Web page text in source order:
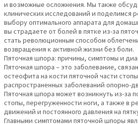
и возможные осложнения. Мы также
клинических исследований и поделимся
выбору оптимального аппарата для
вы страдаете от болей в пятке из-за
стать революционным способом
возвращения к активной жизни без боли.
Пяточная шпора: причины, симптомы и
Пяточная шпора – это заболевание,
остеофита на кости пяточной части
распространенных заболеваний опорно-
Пяточная шпора может возникнуть из-за
стопы, перегруженности ноги, а также в
движений и постоянного давления на
Главными симптомами пяточной шпоры